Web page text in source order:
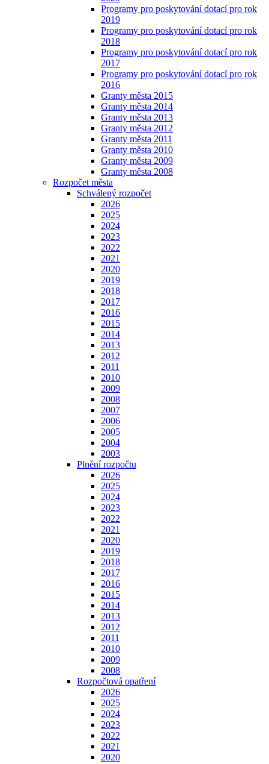
Programy pro poskytování dotací pro rok
2019
Programy pro poskytování dotací pro rok
2018
Programy pro poskytování dotací pro rok
2017
Programy pro poskytování dotací pro rok
2016
Granty města 2015
Granty města 2014
Granty města 2013
Granty města 2012
Granty města 2011
Granty města 2010
Granty města 2009
Granty města 2008
Rozpočet města
Schválený rozpočet
2026
2025
2024
2023
2022
2021
2020
2019
2018
2017
2016
2015
2014
2013
2012
2011
2010
2009
2008
2007
2006
2005
2004
2003
Plnění rozpočtu
2026
2025
2024
2023
2022
2021
2020
2019
2018
2017
2016
2015
2014
2013
2012
2011
2010
2009
2008
Rozpočtová opatření
2026
2025
2024
2023
2022
2021
2020